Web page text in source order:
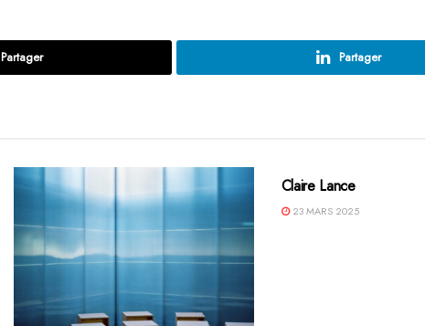
Partager Partager
Claire Lance
23 MARS 2025